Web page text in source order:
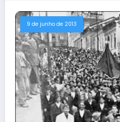
9 de junho de 2013